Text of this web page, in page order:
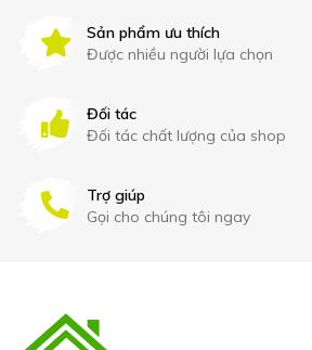
Sản phẩm ưu thích
Được nhiều người lựa chọn
Đối tác
Đối tác chất lượng của shop
Trợ giúp
Gọi cho chúng tôi ngay